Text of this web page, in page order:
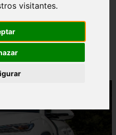
visitantes.
español:
y un 5,9% de cuota